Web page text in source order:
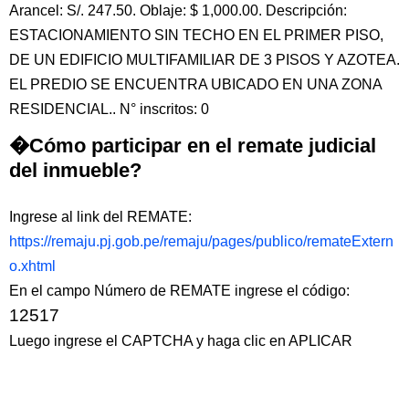
Arancel: S/. 247.50. Oblaje: $ 1,000.00. Descripción:
ESTACIONAMIENTO SIN TECHO EN EL PRIMER PISO,
DE UN EDIFICIO MULTIFAMILIAR DE 3 PISOS Y AZOTEA.
EL PREDIO SE ENCUENTRA UBICADO EN UNA ZONA
RESIDENCIAL.. N° inscritos: 0
�Cómo participar en el remate judicial
del inmueble?
Ingrese al link del REMATE:
https://remaju.pj.gob.pe/remaju/pages/publico/remateExtern
o.xhtml
En el campo Número de REMATE ingrese el código:
12517
Luego ingrese el CAPTCHA y haga clic en APLICAR